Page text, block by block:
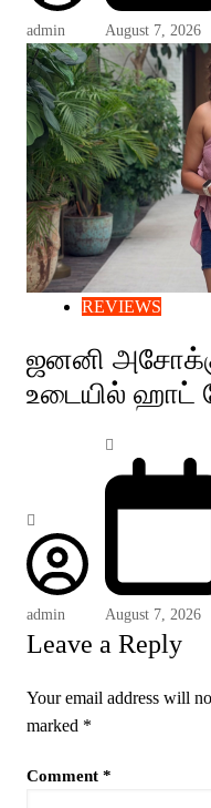
admin August 7, 2026
REVIEWS
ஜனனி
உடையில்
admin August 7, 2026
Leave a Reply
Your email address will
marked *
Comment *